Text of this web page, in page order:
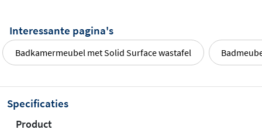
Interessante pagina's
Badkamermeubel met Solid Surface wastafel
Specificaties
Product